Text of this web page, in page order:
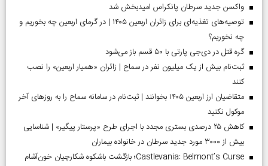
واکسن جدید سرطان پانکراس امیدبخش شد
توصیه‌های تغذیه‌ای برای زائران اربعین ۱۴۰۵ | در گرمای اربعین چه بخوریم و
چه نخوریم؟
گره قتل در دی‌جی پارتی با ۵۰ قسم باز می‌شود
ثبت‌نام بیش از یک میلیون نفر در سماح | زائران «همیار اربعین» را نصب
کنند
متقاضیان ارز اربعین ۱۴۰۵ بخوانند | ثبت‌نام در سامانه سماح را به روز‌های آخر
موکول نکنید
کاهش ۲۵ درصدی بستری مجدد با اجرای طرح «پرستار پیگیر» | شناسایی
بیش از ۳۰۰۰ مورد جدید سرطان در خانواده بیماران
Castlevania: Belmont’s Curse؛ بازگشت باشکوه شکارچیان خون‌آشام